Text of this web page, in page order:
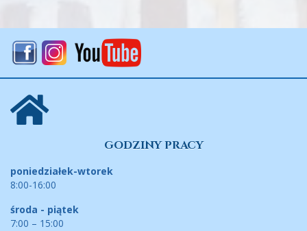
GODZINY PRACY
poniedziałek-wtorek
8:00-16:00
środa - piątek
7:00 – 15:00